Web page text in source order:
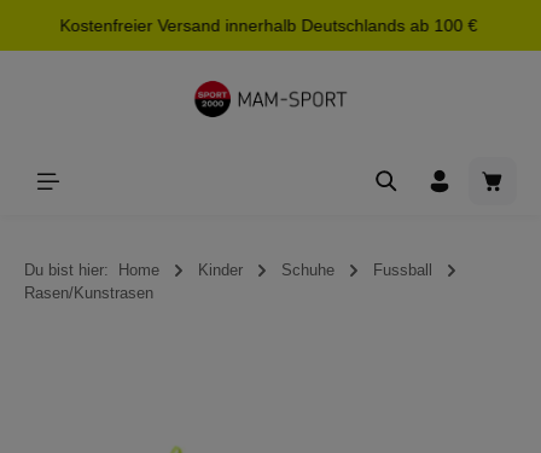
springen
Kostenfreier Versand innerhalb Deutschlands ab 100 €
Du bist hier: Home Kinder Schuhe
Fussball
Rasen/Kunstrasen